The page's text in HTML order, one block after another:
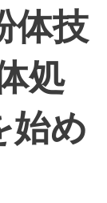
体技
処
始め